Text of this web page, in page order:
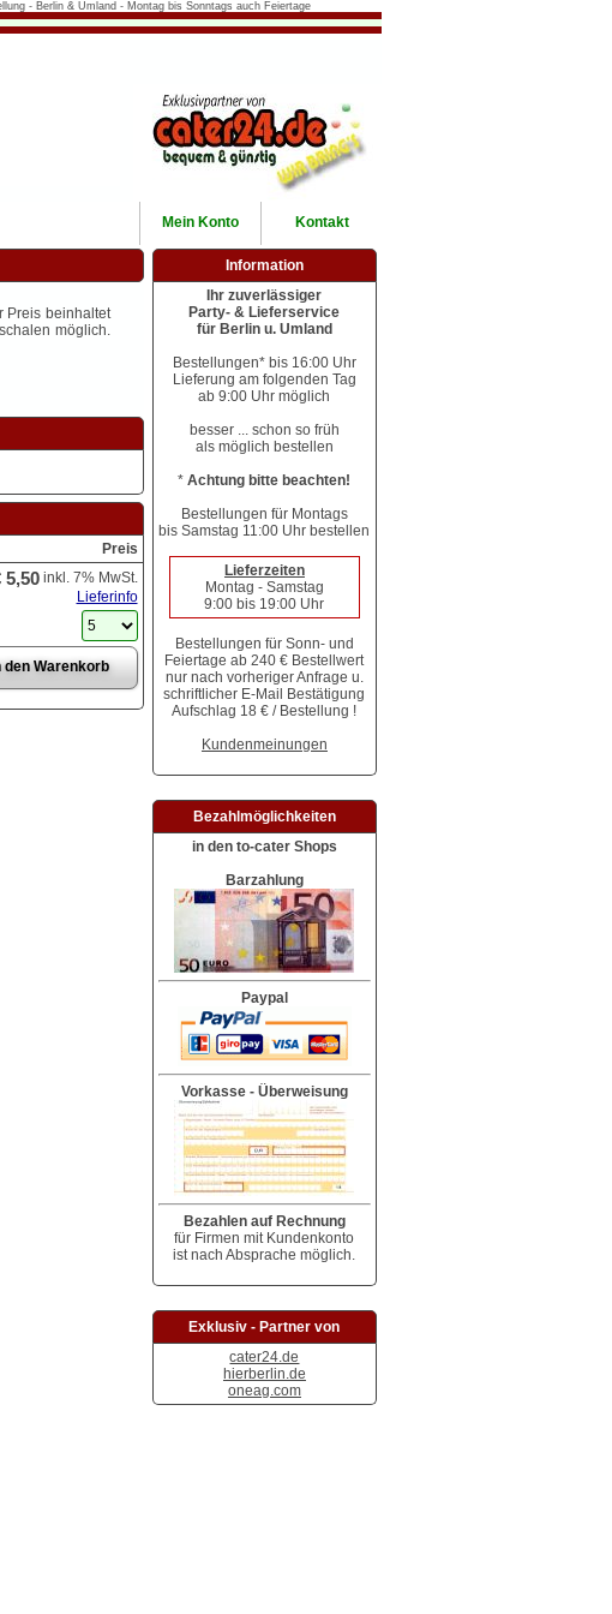
- Berlin & Umland - Montag bis Sonntags auch Feiertage
Kontakt
Mein Konto
Preis beinhaltet
möglich.
Preis
5,50inkl. 7% MwSt.
Lieferinfo
Information
Ihr zuverlässiger
Party- & Lieferservice
für Berlin u. Umland
Bestellungen* bis 16:00 Uhr
Lieferung am folgenden Tag
ab 9:00 Uhr möglich
besser ... schon so früh
als möglich bestellen
*Achtung bitte beachten!
Bestellungen für Montags
bis Samstag 11:00 Uhr bestellen
Lieferzeiten
Montag - Samstag
9:00 bis 19:00 Uhr
Bestellungen für Sonn- und
Feiertage ab 240 € Bestellwert
nur nach vorheriger Anfrage u.
schriftlicher E-Mail Bestätigung
Aufschlag 18 € / Bestellung !
Kundenmeinungen
Bezahlmöglichkeiten
in den to-cater Shops
Barzahlung
Paypal
Vorkasse - Überweisung
Bezahlen auf Rechnung
für Firmen mit Kundenkonto
ist nach Absprache möglich.
Exklusiv - Partner von
cater24.de
hierberlin.de
oneag.com